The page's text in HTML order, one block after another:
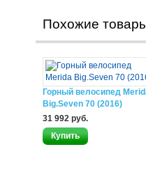
Похожие
Горный велосипед
Big.Seven 70 (2016)
31 992 руб.